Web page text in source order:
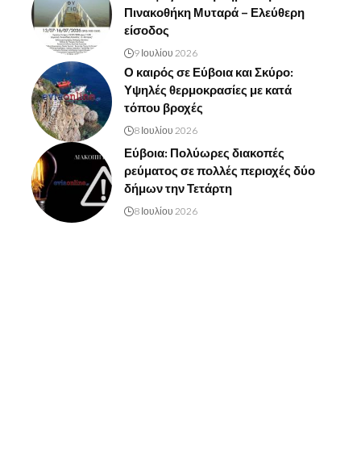
Πινακοθήκη Μυταρά – Ελεύθερη
είσοδος
9 Ιουλίου 2026
Ο καιρός σε Εύβοια και Σκύρο:
Υψηλές θερμοκρασίες με κατά
τόπου βροχές
8 Ιουλίου 2026
Εύβοια: Πολύωρες διακοπές
ρεύματος σε πολλές περιοχές δύο
δήμων την Τετάρτη
8 Ιουλίου 2026